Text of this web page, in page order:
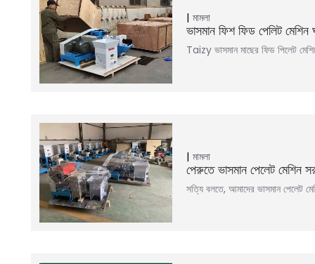
মামলা
ভাসমান ফিশ ফিড পেলিট মেশিন
Taizy ভাসমান মাছের ফিড পিলেট
মামলা
পেরুতে ভাসমান পেলেট মেশিন
সত্যি বলতে, আমাদের ভাসমান পেলেট